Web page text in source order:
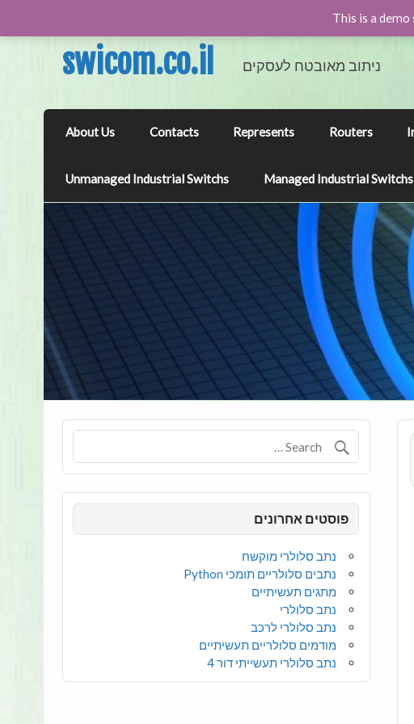
swicom.co.il ניתוב מאובטח לעסקים
About Us Contacts Represents Routers
Unmanaged Industrial Switchs Managed Industrial Switchs
פוסטים אחרונים
נתב סלולרי מוקשח
נתבים סלולריים תומכי Python
מתגים תעשיתיים
נתב סלולרי
נתב סלולרי לרכב
מודמים סלולריים תעשיתיים
נתב סלולרי תעשייתי דור 4
This is a